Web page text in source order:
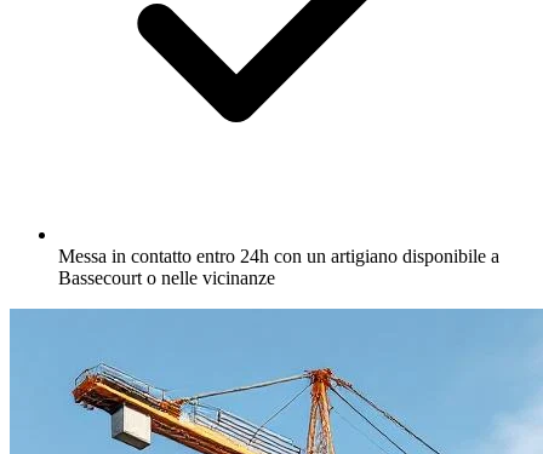
Messa in contatto entro 24h con un artigiano disponibile a
Bassecourt o nelle vicinanze